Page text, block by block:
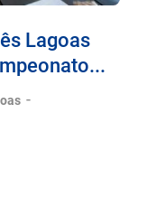
Lagoas
-